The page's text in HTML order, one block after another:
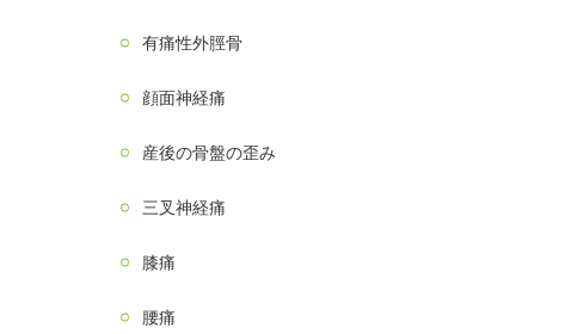
有痛性外脛骨
顔面神経痛
産後の骨盤の歪み
三叉神経痛
膝痛
腰痛